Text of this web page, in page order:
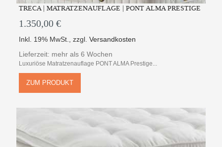
TRECA | MATRATZENAUFLAGE | PONT ALMA PRESTIGE
1.350,00 €
Inkl. 19% MwSt. ,zzgl.Versandkosten
Lieferzeit: mehr als 6 Wochen
Luxuriöse Matratzenauflage PONT ALMA Prestige...
ZUM PRODUKT